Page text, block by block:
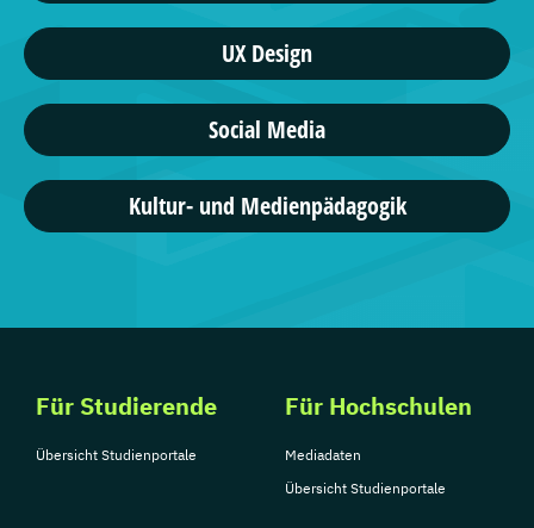
UX Design
Social Media
Kultur- und Medienpädagogik
Für Studierende
Übersicht Studienportale
Für Hochschulen
Mediadaten
Übersicht Studienportale